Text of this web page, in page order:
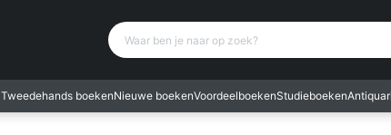
Waar ben je naar op zoek?
Tweedehands boekenNieuwe boekenVoordeelboekenStudieboeken